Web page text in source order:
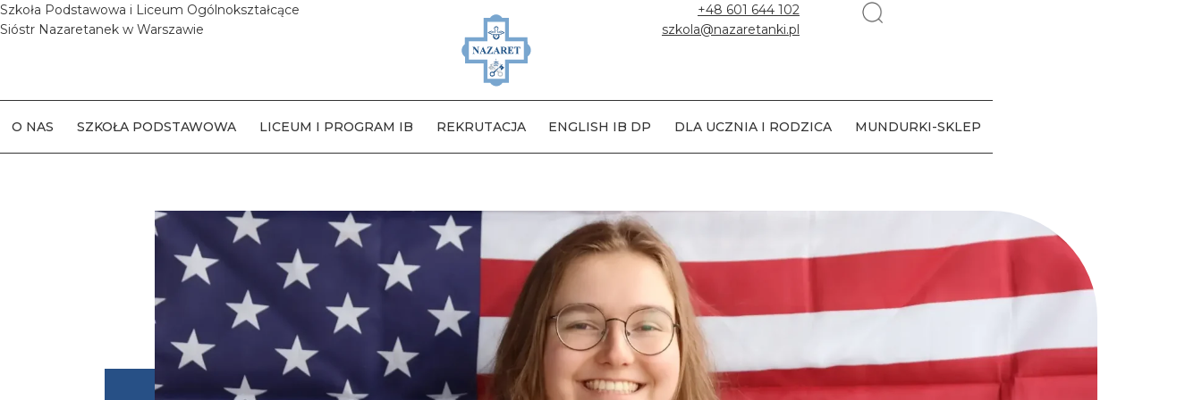
Szkoła Podstawowa i Liceum Ogólnokształcące
Sióstr Nazaretanek w Warszawie
+48 601 644 102
szkola@nazaretanki.pl
O NAS SZKOŁA PODSTAWOWA LICEUM I PROGRAM IB REKRUTACJA ENGLISH IB DP DLA UCZNIA I RODZICA MUNDURKI-SKLEP